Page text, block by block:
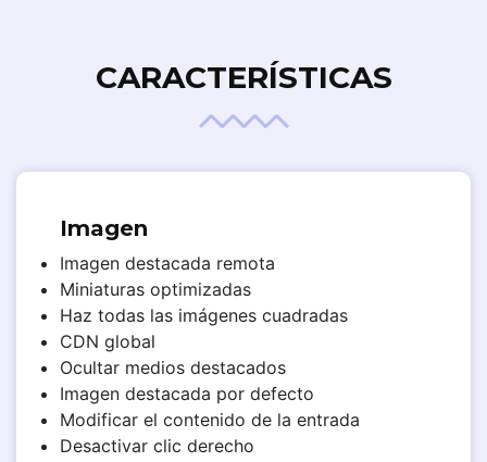
CARACTERÍSTICAS
Imagen
Imagen destacada remota
Miniaturas optimizadas
Haz todas las imágenes cuadradas
CDN global
Ocultar medios destacados
Imagen destacada por defecto
Modificar el contenido de la entrada
Desactivar clic derecho